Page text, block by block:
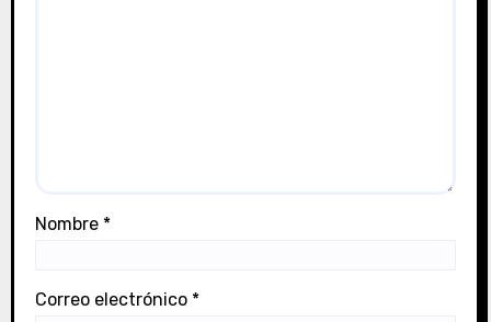
Nombre *
Correo electrónico *